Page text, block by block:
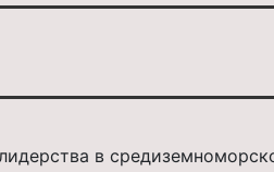
в